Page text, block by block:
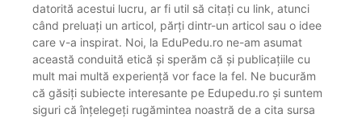
datorită acestui lucru, ar fi util să citați cu link, atunci
când preluați un articol, părți dintr-un articol sau o idee
care v-a inspirat. Noi, la EduPedu.ro ne-am asumat
această conduită etică și sperăm că și publicațiile cu
mult mai multă experiență vor face la fel. Ne bucurăm
că găsiți subiecte interesante pe Edupedu.ro și suntem
siguri că înțelegeți rugămintea noastră de a cita sursa